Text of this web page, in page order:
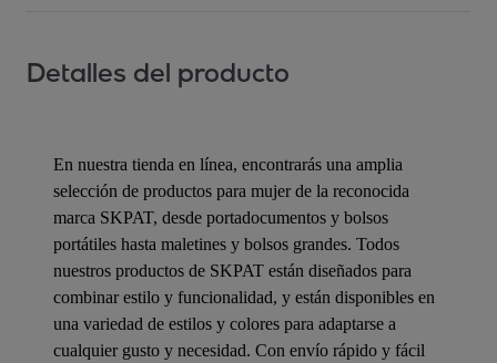
Detalles del producto
En nuestra tienda en línea, encontrarás una amplia
selección de productos para mujer de la reconocida
marca SKPAT, desde portadocumentos y bolsos
portátiles hasta maletines y bolsos grandes. Todos
nuestros productos de SKPAT están diseñados para
combinar estilo y funcionalidad, y están disponibles en
una variedad de estilos y colores para adaptarse a
cualquier gusto y necesidad. Con envío rápido y fácil